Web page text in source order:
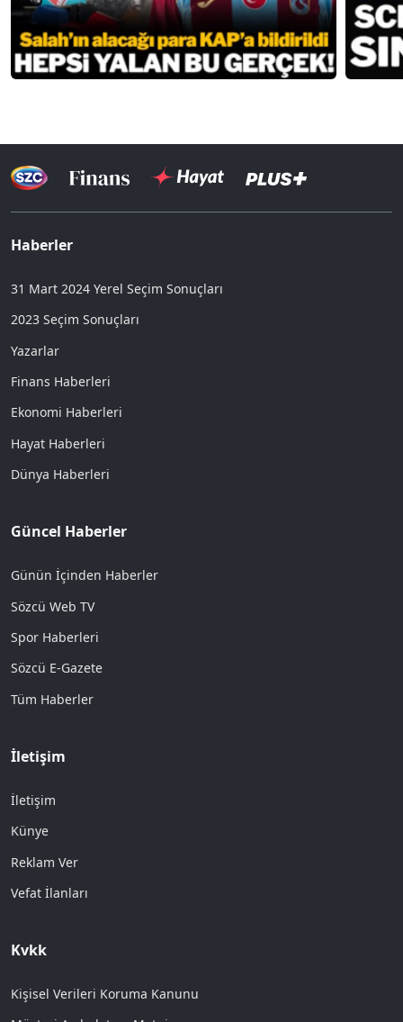
Haberler
31 Mart 2024 Yerel Seçim Sonuçları
2023 Seçim Sonuçları
Yazarlar
Finans Haberleri
Ekonomi Haberleri
Hayat Haberleri
Dünya Haberleri
Güncel Haberler
Günün İçinden Haberler
Sözcü Web TV
Spor Haberleri
Sözcü E-Gazete
Tüm Haberler
İletişim
İletişim
Künye
Reklam Ver
Vefat İlanları
Kvkk
Kişisel Verileri Koruma Kanunu